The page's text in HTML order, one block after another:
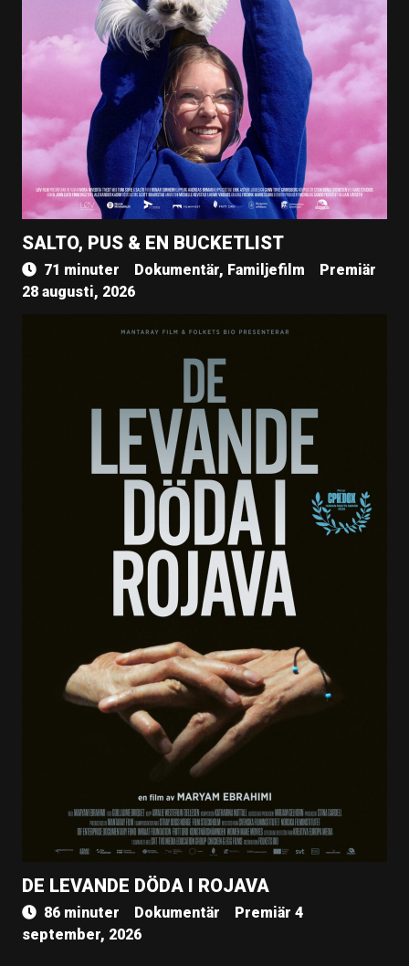
SALTO, PUS & EN BUCKETLIST
71 minuter Dokumentär, Familjefilm
Premiär
28 augusti, 2026
DE LEVANDE DÖDA I ROJAVA
86 minuter Dokumentär
Premiär 4
september, 2026